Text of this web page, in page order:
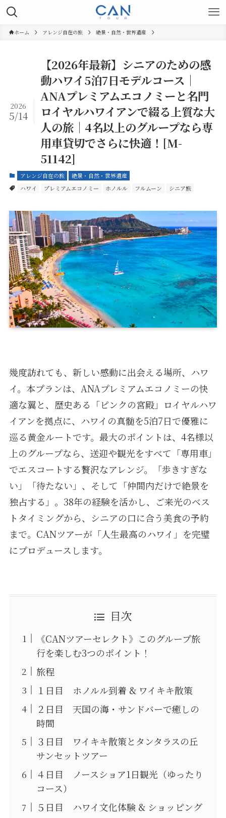
ホーム アレンジ自在の旅 絶景・自然・世界遺産
【2026年最新】シニアのための感
動ハワイ5泊7日モデルコース｜
ANAプレミアムエコノミーと名門
ロイヤルハワイアンで綴る上質な大
人の旅｜4名以上のグループなら専
用車貸切でさらに快適！[M-
51142]
2026
5/14
アレンジ自在の旅
絶景・自然・世界遺産
ハワイ
プレミアムエコノミー ホノルル フルムーン シニア旅
幾度訪れても、新しい感動に出会える場所、ハワ
イ。本プランは、ANAプレミアムエコノミーの快
適な翼と、歴史ある「ピンクの宮殿」ロイヤルハワ
イアンを拠点に、ハワイの真髄を5泊7日で優雅に
巡る黄金ルートです。最大のポイントは、4名様以
上のグループなら、送迎や観光をすべて「専用車」
でエスコートする贅沢なアレンジ。「歩きすぎな
い」「待たない」、そして「仲間内だけで絶景を
独占する」。38年の経験を活かし、ご来光のベス
トタイミングから、シニアの口に合う美食の予約
まで。CANツアーが「人生最高のハワイ」を完璧
にプロデュースします。
目次
《CANツアーセレクト》このグループ旅
行を楽しむ3つのポイント！
旅程
１日目 ホノルル到着 & ワイキキ散策
２日目 天国の海・サンドバーで癒しの
時間
３日目 ワイキキ散策とタンタラスの丘
サンセットツアー
４日目 ノースショア1日観光（ゆったり
コース）
５日目 ハワイ文化体験 & ショッピング